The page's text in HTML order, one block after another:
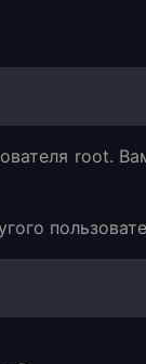
root.